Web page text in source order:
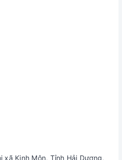
xã Kinh Môn, Tỉnh Hải Dương,